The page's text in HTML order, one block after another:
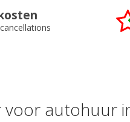
voor autohuur